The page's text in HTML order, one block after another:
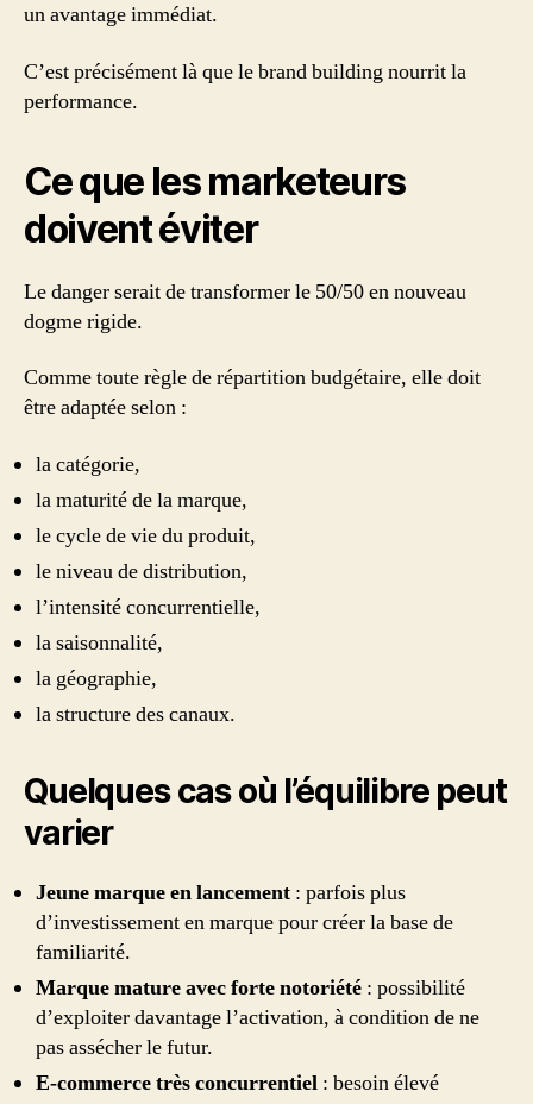
un avantage immédiat.
C’est précisément là que le brand building nourrit la
performance.
Ce que les marketeurs
doivent éviter
Le danger serait de transformer le 50/50 en nouveau
dogme rigide.
Comme toute règle de répartition budgétaire, elle doit
être adaptée selon :
la catégorie,
la maturité de la marque,
le cycle de vie du produit,
le niveau de distribution,
l’intensité concurrentielle,
la saisonnalité,
la géographie,
la structure des canaux.
Quelques cas où l’équilibre peut
varier
Jeune marque en lancement : parfois plus
d’investissement en marque pour créer la base de
familiarité.
Marque mature avec forte notoriété : possibilité
d’exploiter davantage l’activation, à condition de ne
pas assécher le futur.
E-commerce très concurrentiel : besoin élevé